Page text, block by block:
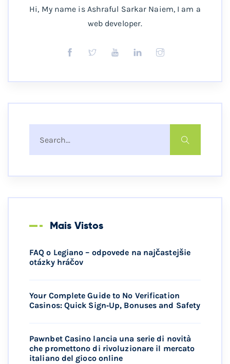
Hi, My name is Ashraful Sarkar Naiem, I am a
web developer.
Mais Vistos
FAQ o Legiano – odpovede na najčastejšie
otázky hráčov
Your Complete Guide to No Verification
Casinos: Quick Sign‑Up, Bonuses and Safety
Pawnbet Casino lancia una serie di novità
che promettono di rivoluzionare il mercato
italiano del gioco online